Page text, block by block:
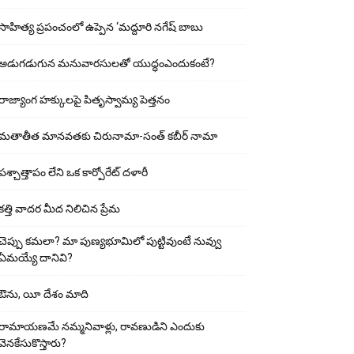
ప్రపంచంలో ఉప్పెన ‘మద్దూరి నగేష్ బాబు
మ‌నువార‌సుల‌తో యుద్ధంఎందుకంటే?
హక్కులపై పితృస్వామ్య పెత్తనం
మానవతకు చిరునామా-సంత్ కబీర్ నామా
లేని ఒక కార్పోరేట్ దళారీ
వాదర మీద నిలిచిన ప్రేమ
క‌మ‌లా? మా పుణ్యభూమిలో పుట్టివుంటే నువ్వు
దానివి?
యీ దేశం మాది
నమ్మనివాళ్లు, రావణుడిని ఎందుకు